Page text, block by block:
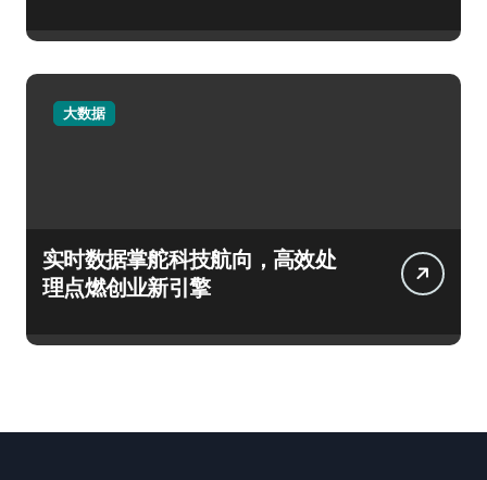
大数据
实时数据掌舵科技航向，高效处
理点燃创业新引擎